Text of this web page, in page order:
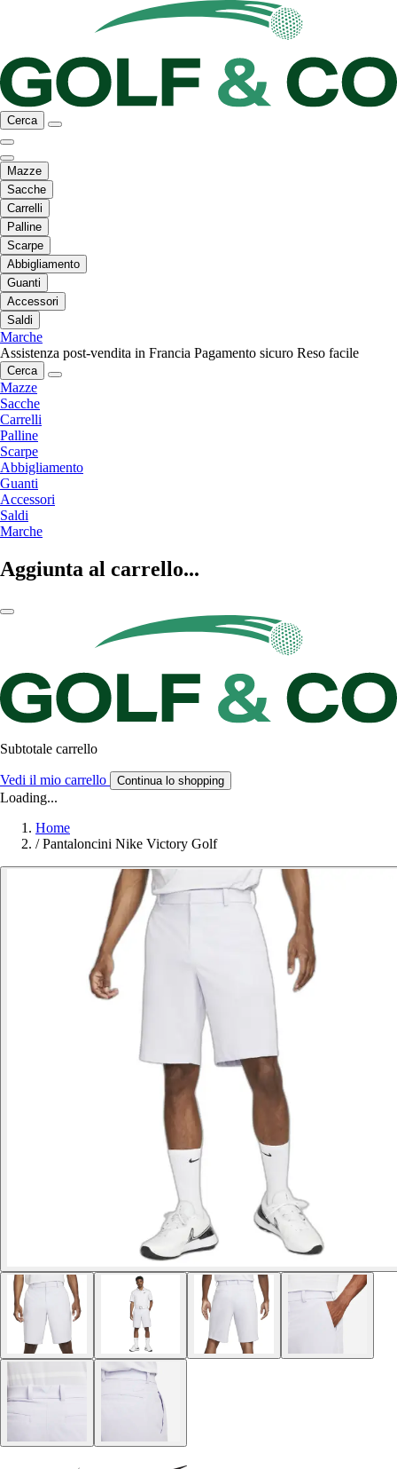
Cerca
Mazze
Sacche
Carrelli
Palline
Scarpe
Abbigliamento
Guanti
Accessori
Saldi
Marche
Assistenza post-vendita in Francia Pagamento sicuro Reso facile
Cerca
Mazze
Sacche
Carrelli
Palline
Scarpe
Abbigliamento
Guanti
Accessori
Saldi
Marche
Aggiunta al carrello...
Subtotale carrello
Vedi il mio carrello Continua lo shopping
Loading...
Home
/ Pantaloncini Nike Victory Golf